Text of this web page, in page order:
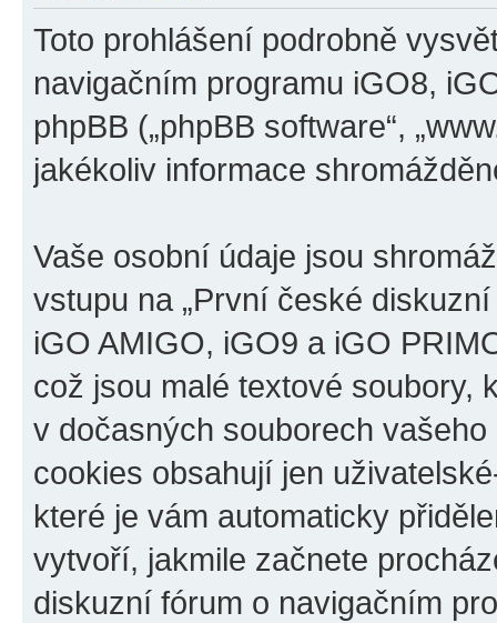
Toto prohlášení podrobně
navigačním programu iGO8,
phpBB („phpBB software“,
jakékoliv informace
Vaše osobní údaje jsou
vstupu na „První české
iGO AMIGO, iGO9 a iGO
což jsou malé textové soubory,
v dočasných souborech
cookies obsahují jen
které je vám automaticky
vytvoří, jakmile začnete
diskuzní fórum o navigačním